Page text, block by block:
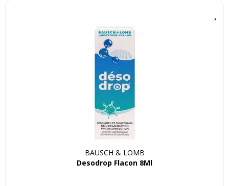
BAUSCH & LOMB
Desodrop Flacon 8Ml